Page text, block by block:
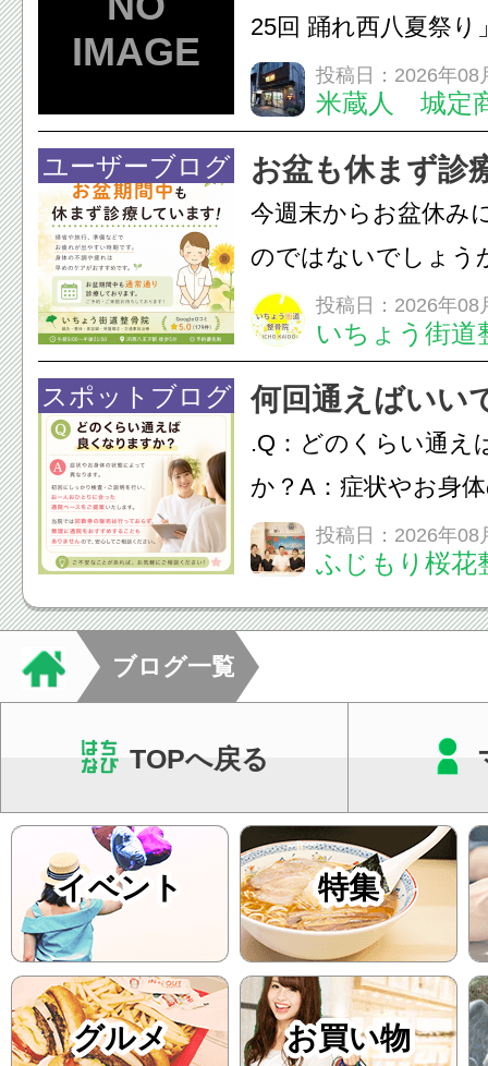
ン・CT・MRIなどの
25回 踊れ西八夏祭
てくる！ 伝統の【阿
情熱の【よさこいソ
結！数多くの団体が
店街を舞台に最高の
投稿日：2026年08
米蔵人 城定
ユーザーブログ お盆も休まず診
今週末からお盆休み
のではないでしょう
長時間の運転などで
痛・足の疲れが出や
いちょう街道整骨院
も通常通り診療して
みの...
投稿日：2026年08
いちょう街道
スポットブログ 何回通えばいい
.Q：どのくらい通え
か？A：症状やお身
異なります。初回に
ご説明を行い、お一
った通院ペースをご
す。当院では回数券
て...
投稿日：2026年08
ふじもり桜花
ブログ一覧
TOPへ戻る
イベント 特集
グルメ お買い物